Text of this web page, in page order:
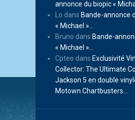
annonce du biopic «
Lo dans Bande-annonce
« Michael »…
Bruno dans Bande-
« Michael »…
Cpteo dans Exclusivité
Collector: The Ultimate
Jackson 5 en double
Motown Chartbusters…